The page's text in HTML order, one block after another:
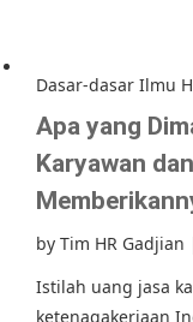
Dasar-dasar Ilmu
Apa yang
Karyawan
by Tim HR Gadjian
Istilah uang jasa
ketenagakerjaan